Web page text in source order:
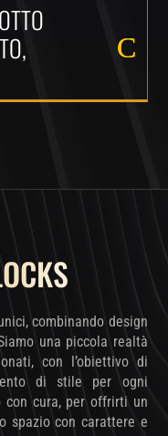
combinando design
una piccola realtà
con l’obiettivo di
di stile per ogni
con cura, per offrirti un
spazio con carattere e